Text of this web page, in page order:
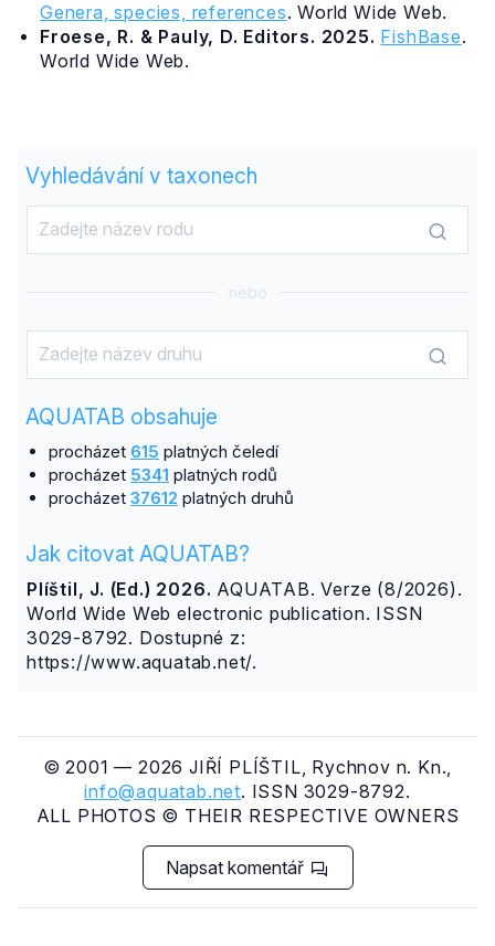
Genera, species, references. World Wide Web.
Froese, R. & Pauly, D. Editors. 2025. FishBase.
World Wide Web.
Vyhledávání v taxonech
nebo
AQUATAB obsahuje
procházet 615 platných čeledí
procházet 5341 platných rodů
procházet 37612 platných druhů
Jak citovat AQUATAB?
Plíštil, J. (Ed.) 2026. AQUATAB. Verze (8/2026).
World Wide Web electronic publication. ISSN
3029-8792. Dostupné z:
https://www.aquatab.net/.
© 2001 — 2026 JIŘÍ PLÍŠTIL, Rychnov n. Kn.,
info@aquatab.net. ISSN 3029-8792.
ALL PHOTOS © THEIR RESPECTIVE OWNERS
Napsat komentář